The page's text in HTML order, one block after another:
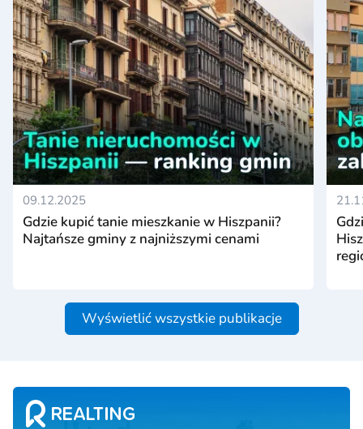
09.12.2025
Gdzie kupić tanie mieszkanie w Hiszpanii?
Najtańsze gminy z najniższymi cenami
Wyświetlić wszystkie publikacje